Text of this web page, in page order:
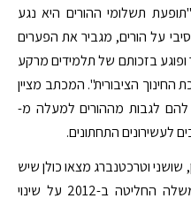
תשלומי ההורים היא נגע
על הורים, מגביר את הפערים
בזכותם של תלמידים מרקע
החינוך הציבורית". המכתב מציין
להם לגבות מההורים למעלה מ-
שושני וטרכטנברג מצאו כולן שיש
לבטל את תשלומי ההורים, וכי הממשלה החליטה ב-2012 על שינוי